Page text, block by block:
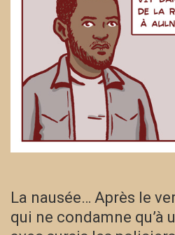
La nausée… Après le
qui ne condamne qu’à